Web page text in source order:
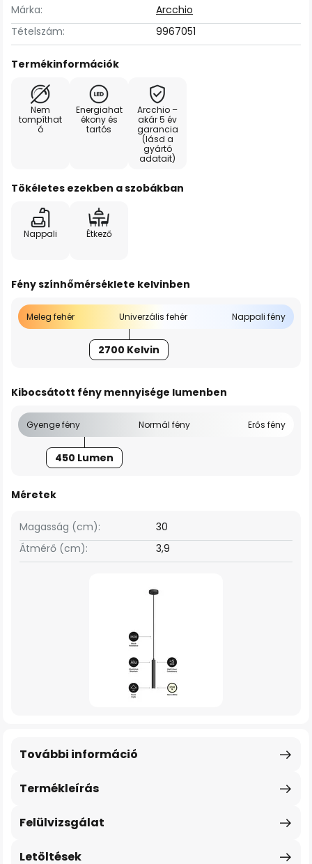
Márka:
Arcchio
Tételszám:
9967051
Termékinformációk
Nem
tompíthat
ó
Energiahat
ékony és
tartós
Arcchio –
akár 5 év
garancia
(lásd a
gyártó
adatait)
Tökéletes ezekben a szobákban
Nappali Étkező
Fény színhőmérséklete kelvinben
Meleg fehér Univerzális fehér Nappali fény
2700 Kelvin
Kibocsátott fény mennyisége lumenben
Gyenge fény Normál fény Erős fény
450 Lumen
Méretek
Magasság (cm):
30
Átmérő (cm):
3,9
Termékleírás
További információ
Felülvizsgálat
Letöltések